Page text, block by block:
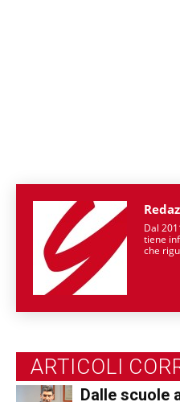
Dal
tiene
che
ARTICOLI
Dalle scuole